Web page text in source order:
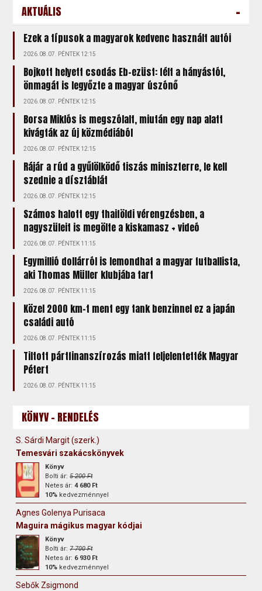
AKTUÁLIS -
Ezek a típusok a magyarok kedvenc használt autói
2026.08.07. PÉNTEK 12:15
Bojkott helyett csodás Eb-ezüst: félt a hányástól,
önmagát is legyőzte a magyar úszónő
2026.08.07. PÉNTEK 12:15
Borsa Miklós is megszólalt, miután egy nap alatt
kivágták az új közmédiából
2026.08.07. PÉNTEK 12:15
Rájár a rúd a gyűlölködő tiszás miniszterre, le kell
szednie a dísztáblát
2026.08.07. PÉNTEK 12:15
Számos halott egy thaiföldi vérengzésben, a
nagyszüleit is megölte a kiskamasz + videó
2026.08.07. PÉNTEK 11:15
Egymillió dollárról is lemondhat a magyar futballista,
aki Thomas Müller klubjába tart
2026.08.07. PÉNTEK 11:15
Közel 2000 km-t ment egy tank benzinnel ez a japán
családi autó
2026.08.07. PÉNTEK 11:15
Tiltott pártfinanszírozás miatt feljelentették Magyar
Pétert
2026.08.07. PÉNTEK 11:15
KÖNYV - RENDELÉS
S. Sárdi Margit (szerk.)
Temesvári szakácskönyvek
Könyv
Bolti ár:5 200 Ft
Netes ár:4 680 Ft
10% kedvezménnyel
Agnes Golenya Purisaca
Maguira mágikus magyar kódjai
Könyv
Bolti ár:7 700 Ft
Netes ár: 6 930 Ft
10% kedvezménnyel
Sebők Zsigmond